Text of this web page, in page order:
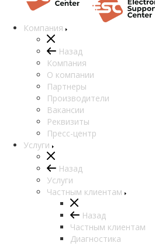
Компания
Назад
Компания
О компании
Партнеры
Производители
Вакансии
Реквизиты
Пресс-центр
Услуги
Назад
Услуги
Частным клиентам
Назад
Частным клиентам
Диагностика